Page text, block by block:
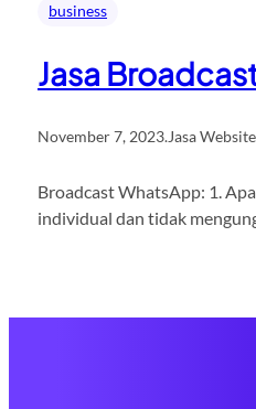
business
Jasa
November 7, 2023.Jasa
Broadcast WhatsApp: 1.
individual dan tidak